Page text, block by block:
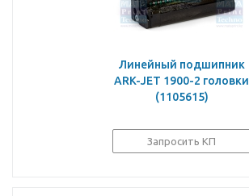
Линейный подшипник
ARK-JET 1900-2 головки
(1105615)
Запросить КП